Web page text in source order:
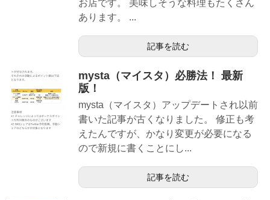
お店です。 美味しそうな料理もたくさん
あります。 ...
記事を読む
mysta（マイスタ）必勝法！ 最新
版！
mysta（マイスタ）アップデートされ以前
書いた記事が古くなりました。 修正も考
えたんですが、かなり変更が必要になる
ので新規に書くことにし...
記事を読む